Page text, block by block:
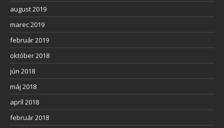
august 2019
marec 2019
február 2019
október 2018
jún 2018
máj 2018
apríl 2018
február 2018